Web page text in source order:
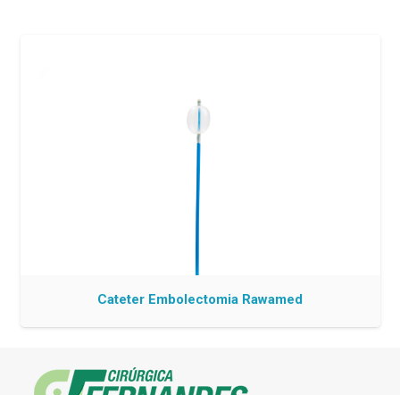
Cateter Embolectomia Rawamed